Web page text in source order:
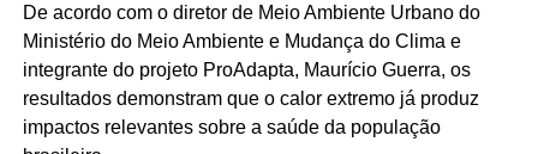
De acordo com o diretor de Meio Ambiente Urbano do
Ministério do Meio Ambiente e Mudança do Clima e
integrante do projeto ProAdapta, Maurício Guerra, os
resultados demonstram que o calor extremo já produz
impactos relevantes sobre a saúde da população